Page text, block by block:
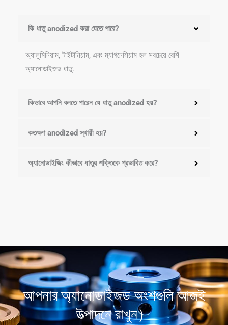
কি ধাতু anodized করা যেতে পারে?
অ্যালুমিনিয়াম, টাইটানিয়াম, এবং ম্যাগনেসিয়াম হল সবচেয়ে বেশি
অ্যানোডাইজড ধাতু.
কিভাবে আপনি বলতে পারেন যে ধাতু anodized হয়?
কতক্ষণ anodized স্থায়ী হয়?
অ্যানোডাইজিং কীভাবে ধাতুর শক্তিকে প্রভাবিত করে?
আপনার অ্যানোডাইজড অংশগুলি আজই
উত্পাদনে রাখুন）